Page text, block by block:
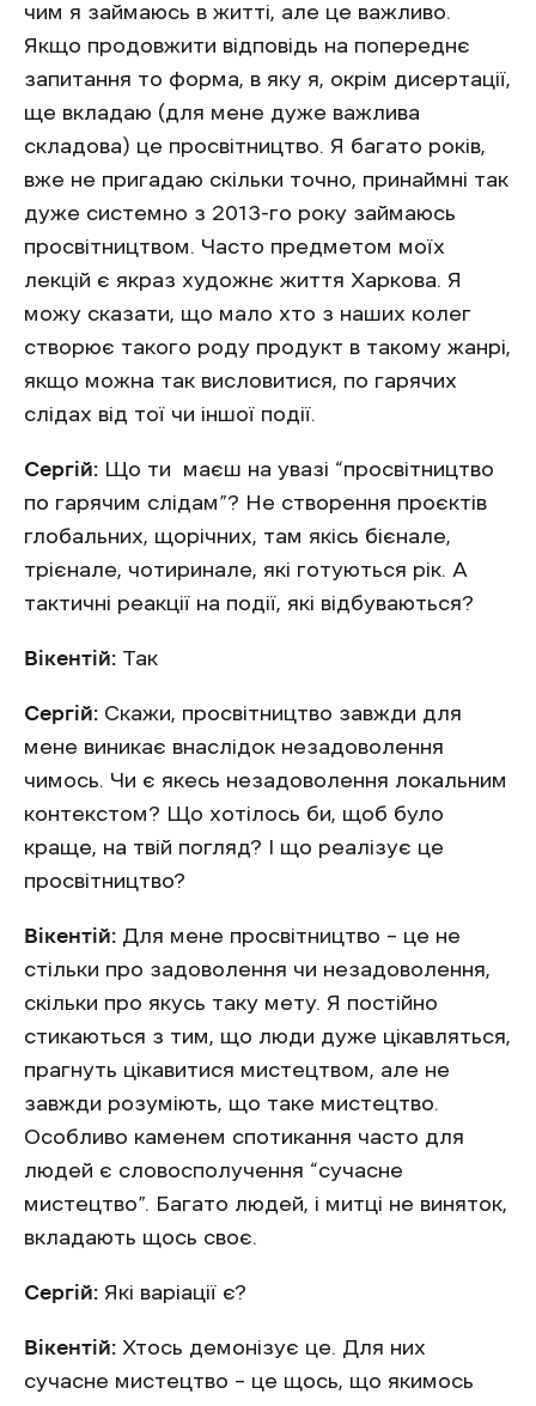
чим я займаюсь в житті, але це важливо.
Якщо продовжити відповідь на попереднє
запитання то форма, в яку я, окрім дисертації,
ще вкладаю (для мене дуже важлива
складова) це просвітництво. Я багато років,
вже не пригадаю скільки точно, принаймні так
дуже системно з 2013-го року займаюсь
просвітництвом. Часто предметом моїх
лекцій є якраз художнє життя Харкова. Я
можу сказати, що мало хто з наших колег
створює такого роду продукт в такому жанрі,
якщо можна так висловитися, по гарячих
слідах від тої чи іншої події.
Сергій: Що ти маєш на увазі “просвітництво
по гарячим слідам”? Не створення проєктів
глобальних, щорічних, там якісь бієнале,
трієнале, чотиринале, які готуються рік. А
тактичні реакції на події, які відбуваються?
Вікентій: Так
Сергій: Скажи, просвітництво завжди для
мене виникає внаслідок незадоволення
чимось. Чи є якесь незадоволення локальним
контекстом? Що хотілось би, щоб було
краще, на твій погляд? І що реалізує це
просвітництво?
Вікентій: Для мене просвітництво – це не
стільки про задоволення чи незадоволення,
скільки про якусь таку мету. Я постійно
стикаються з тим, що люди дуже цікавляться,
прагнуть цікавитися мистецтвом, але не
завжди розуміють, що таке мистецтво.
Особливо каменем спотикання часто для
людей є словосполучення “сучасне
мистецтво”. Багато людей, і митці не виняток,
вкладають щось своє.
Сергій: Які варіації є?
Вікентій: Хтось демонізує це. Для них
сучасне мистецтво – це щось, що якимось